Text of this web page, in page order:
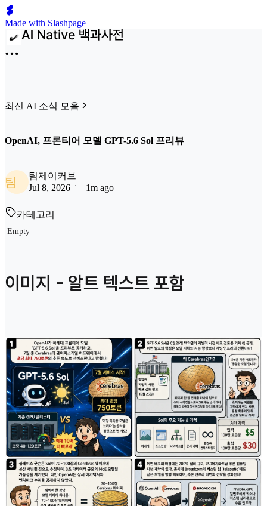
Made with Slashpage
최신 AI 소식 모음
OpenAI, 프론티어 모델 GPT-5.6 Sol 프리뷰
팀
팀제이커브
Jul 8, 2026
1m ago
카테고리
Empty
이미지 - 알트 텍스트 포함